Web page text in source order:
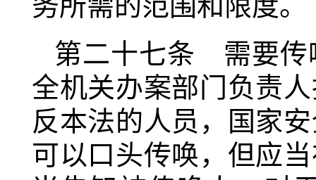
第二十七条 需要传
全机关办案部门负责
反本法的人员，国家
可以口头传唤，但应